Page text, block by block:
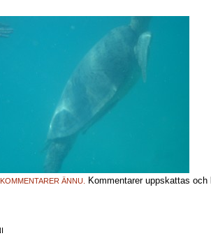
KOMMENTARER ÄNNU. Kommentarer uppskattas och